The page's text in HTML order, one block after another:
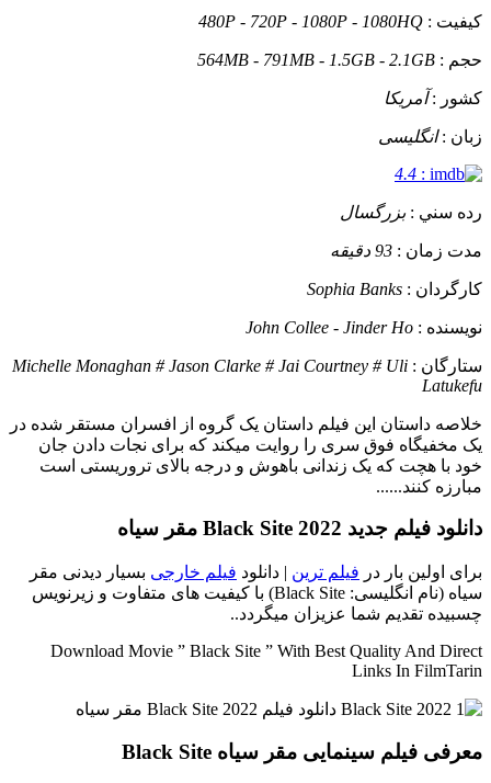
کيفيت : 480P - 720P - 1080P - 1080HQ
حجم : 564MB - 791MB - 1.5GB - 2.1GB
کشور :آمریکا
زبان :انگلیسی
:
4.4
رده سني :بزرگسال
مدت زمان : 93 دقیقه
کارگردان : Sophia Banks
نويسنده : John Collee - Jinder Ho
ستارگان : Michelle Monaghan # Jason Clarke # Jai Courtney # Uli
Latukefu
خلاصه داستان این فیلم داستان یک گروه از افسران مستقر شده در
یک مخفیگاه فوق سری را روایت میکند که برای نجات دادن جان
خود با هچت که یک زندانی باهوش و درجه بالای تروریستی است
مبارزه کنند......
دانلود فیلم جدید Black Site 2022 مقر سیاه
برای اولین بار در فیلم ترین | دانلود فیلم خارجی بسیار دیدنی مقر
سیاه (نام انگلیسی: Black Site) با کیفیت های متفاوت و زیرنویس
چسبیده تقدیم شما عزیزان میگردد..
Download Movie ” Black Site ” With Best Quality And Direct
Links In FilmTarin
معرفی فیلم سینمایی مقر سیاه Black Site